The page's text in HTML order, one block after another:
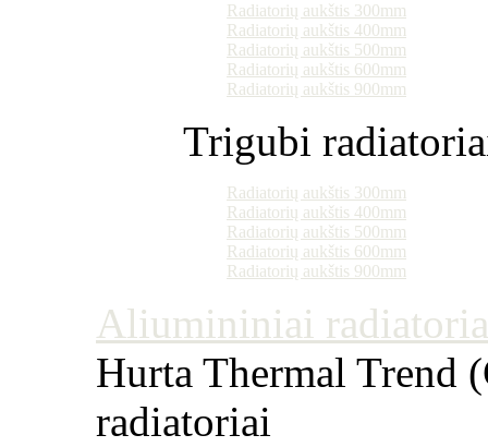
Radiatorių aukštis 300mm
Radiatorių aukštis 400mm
Radiatorių aukštis 500mm
Radiatorių aukštis 600mm
Radiatorių aukštis 900mm
Trigubi
Radiatorių aukštis 300mm
Radiatorių aukštis 400mm
Radiatorių aukštis 500mm
Radiatorių aukštis 600mm
Radiatorių aukštis 900mm
Aliumininiai
Hurta Thermal Trend
radiatoriai